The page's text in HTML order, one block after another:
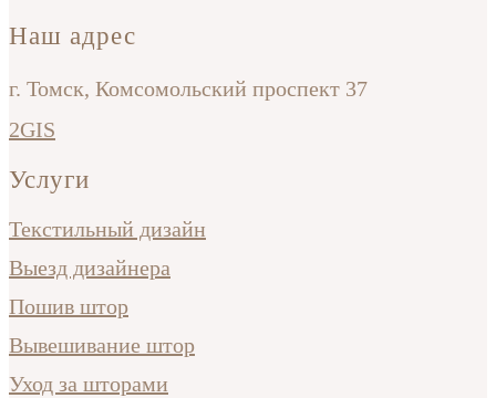
Наш адрес
г. Томск, Комсомольский проспект 37
2GIS
Услуги
Текстильный дизайн
Выезд дизайнера
Пошив штор
Вывешивание штор
Уход за шторами